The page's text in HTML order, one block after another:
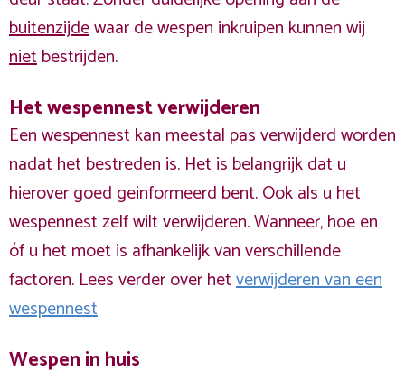
buitenzijdewaar de wespen inkruipen kunnen wij
nietbestrijden.
Het wespennest verwijderen
Een wespennest kan meestal pas verwijderd worden
nadat het bestreden is. Het is belangrijk dat u
hierover goed geinformeerd bent. Ook als u het
wespennest zelf wilt verwijderen. Wanneer, hoe en
óf u het moet is afhankelijk van verschillende
factoren. Lees verder over hetverwijderen van een
wespennest
Wespen in huis